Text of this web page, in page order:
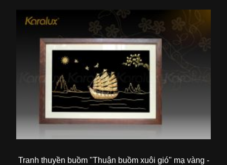
Tranh thuyền buồm "Thuận buồm xuôi gió" mạ vàng -